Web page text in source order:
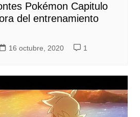
Pokémon Capitulo
del entrenamiento
16 octubre, 2020 1